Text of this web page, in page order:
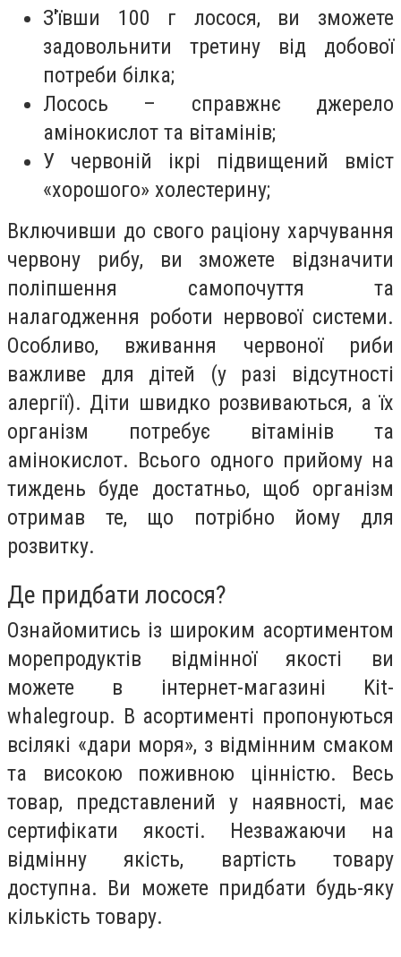
З'ївши 100 г лосося, ви зможете
задовольнити третину від добової
потреби білка;
Лосось – справжнє джерело
амінокислот та вітамінів;
У червоній ікрі підвищений вміст
«хорошого» холестерину;
Включивши до свого раціону харчування
червону рибу, ви зможете відзначити
поліпшення самопочуття та
налагодження роботи нервової системи.
Особливо, вживання червоної риби
важливе для дітей (у разі відсутності
алергії). Діти швидко розвиваються, а їх
організм потребує вітамінів та
амінокислот. Всього одного прийому на
тиждень буде достатньо, щоб організм
отримав те, що потрібно йому для
розвитку.
Де придбати лосося?
Ознайомитись із широким асортиментом
морепродуктів відмінної якості ви
можете в інтернет-магазині Kit-
whalegroup. В асортименті пропонуються
всілякі «дари моря», з відмінним смаком
та високою поживною цінністю. Весь
товар, представлений у наявності, має
сертифікати якості. Незважаючи на
відмінну якість, вартість товару
доступна. Ви можете придбати будь-яку
кількість товару.